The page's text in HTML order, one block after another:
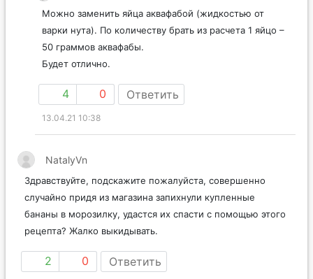
Можно заменить яйца аквафабой (жидкостью от
варки нута). По количеству брать из расчета 1 яйцо –
50 граммов аквафабы.
Будет отлично.
4 0 Ответить
13.04.21 10:38
NatalyVn
Здравствуйте, подскажите пожалуйста, совершенно
случайно придя из магазина запихнули купленные
бананы в морозилку, удастся их спасти с помощью этого
рецепта? Жалко выкидывать.
2 0 Ответить